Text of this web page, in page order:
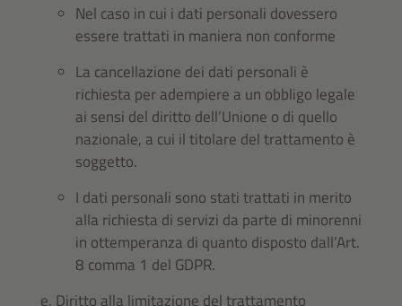
Nel caso in cui i dati personali dovessero
essere trattati in maniera non conforme
La cancellazione dei dati personali è
richiesta per adempiere a un obbligo legale
ai sensi del diritto dell’Unione o di quello
nazionale, a cui il titolare del trattamento è
soggetto.
I dati personali sono stati trattati in merito
alla richiesta di servizi da parte di minorenni
in ottemperanza di quanto disposto dall’Art.
8 comma 1 del GDPR.
Diritto alla limitazione del trattamento